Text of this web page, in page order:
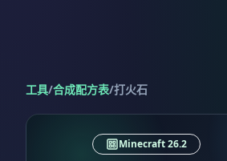
工具/合成配方表/打火石
Minecraft 26.2